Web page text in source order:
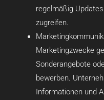
regelmäßig
zugreifen.
Marketingzwecke
Sonderangebote
bewerben.
Informationen und